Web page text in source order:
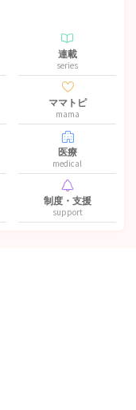
連載
series
ママトピ
mama
医療
medical
制度・支援
support